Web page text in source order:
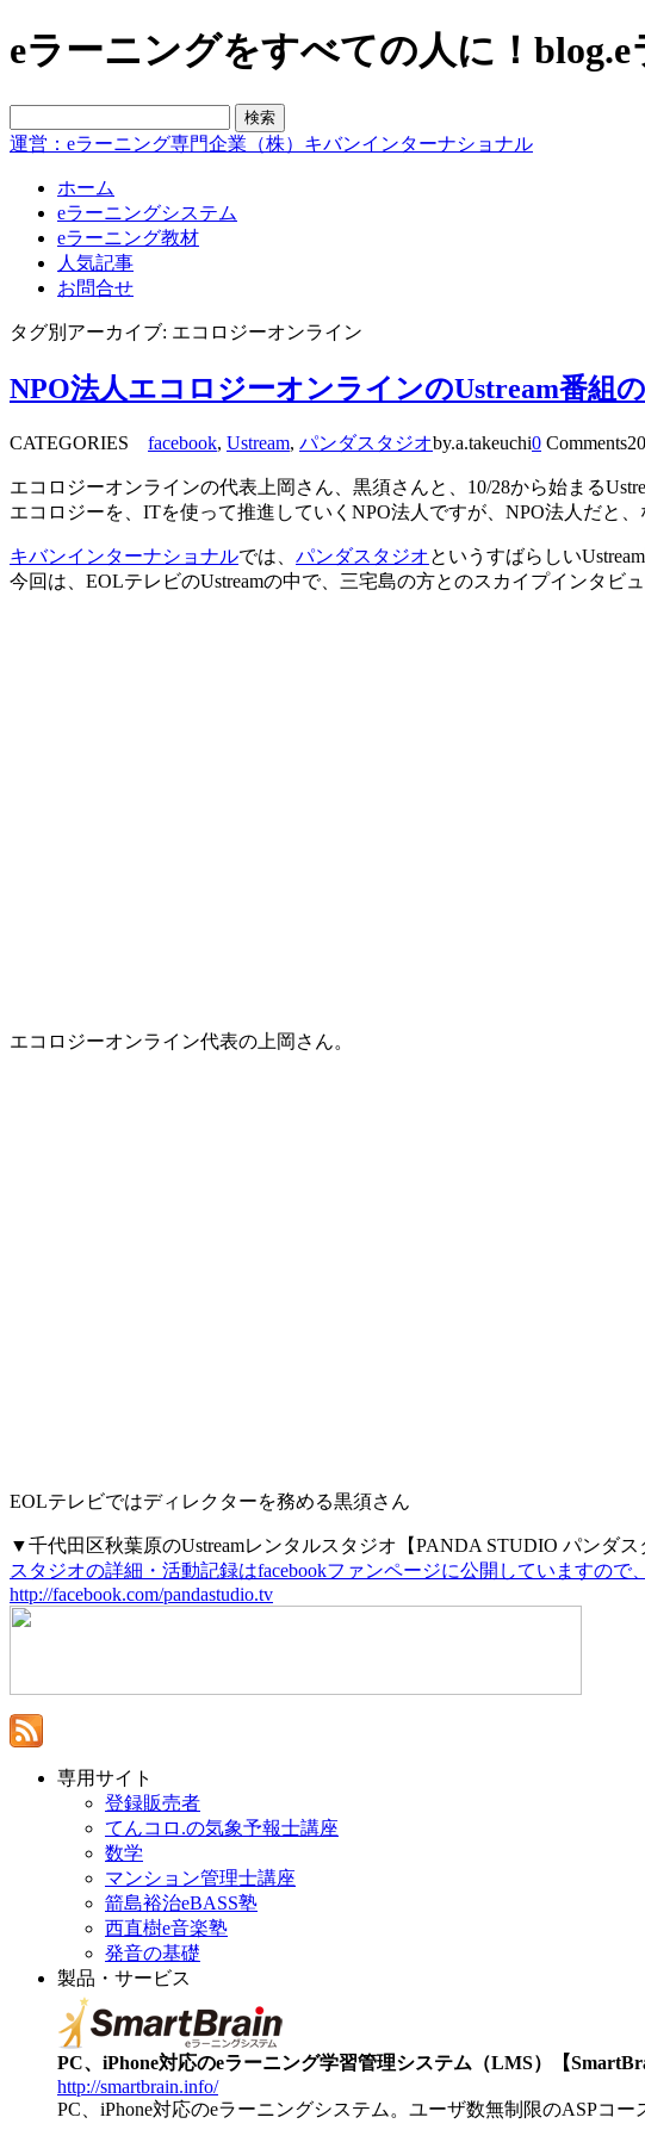
eラーニングをすべての人に！
運営：eラーニング専門企業（株）キバンインターナショナル
ホーム
eラーニングシステム
eラーニング教材
人気記事
お問合せ
タグ別アーカイブ: エコロジーオンライン
NPO法人エコロジーオンラインのUstream番組
CATEGORIES facebook, Ustream, パンダスタジオby.a.takeuchi0 Comments
エコロジーオンラインの代表上岡さん、黒須さんと、10/28から始まる
エコロジーを、ITを使って推進していくNPO法人ですが、NPO法人だと
キバンインターナショナルでは、 パンダスタジオというすばらしい
今回は、EOLテレビのUstreamの中で、三宅島の方とのスカイプインタビ
エコロジーオンライン代表の上岡さん。
EOLテレビではディレクターを務める黒須さん
▼千代田区秋葉原のUstreamレンタルスタジオ【PANDA STUDIO パンダス
スタジオの詳細・活動記録はfacebookファンページに公開していますので
http://facebook.com/pandastudio.tv
専用サイト
登録販売者
てんコロ.の気象予報士講座
数学
マンション管理士講座
箭島裕治eBASS塾
西直樹e音楽塾
発音の基礎
製品・サービス
PC、iPhone対応のeラーニング学習管理システム（LMS）【
http://smartbrain.info/
PC、iPhone対応のeラーニングシステム。ユーザ数無制限のASPコー